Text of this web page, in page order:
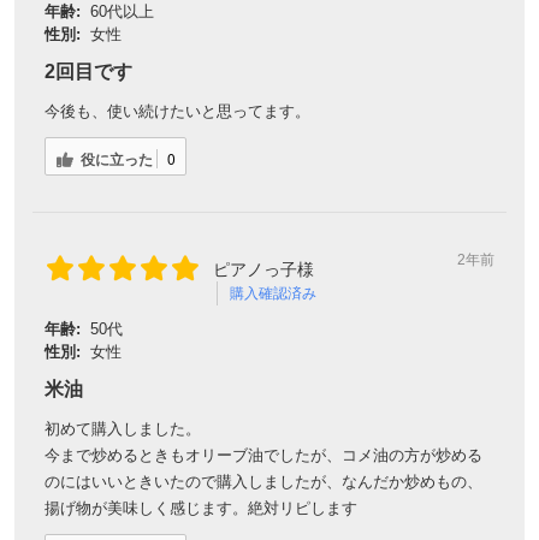
年齢: 60代以上
性別: 女性
2回目です
今後も、使い続けたいと思ってます。
役に立った 0
ピアノっ子様
購入確認済み
2年前
年齢: 50代
性別: 女性
米油
初めて購入しました。
今まで炒めるときもオリーブ油でしたが、コメ油の方が炒める
のにはいいときいたので購入しましたが、なんだか炒めもの、
揚げ物が美味しく感じます。絶対リピします